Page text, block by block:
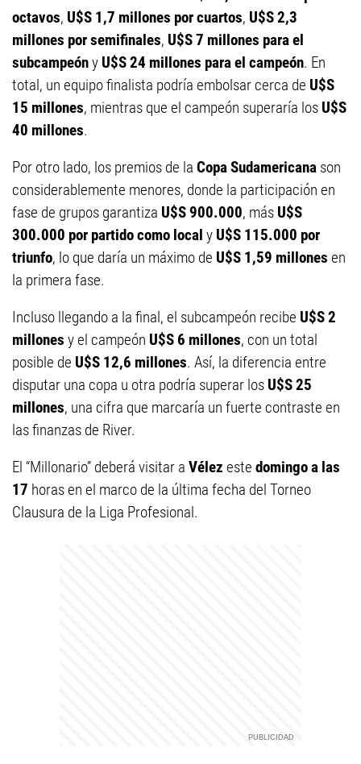
octavos, U$S 1,7 millones por cuartos, U$S 2,3
millones por semifinales, U$S 7 millones para el
subcampeóny U$S 24 millones para el campeón. En
total, un equipo finalista podría embolsar cerca de U$S
15 millones, mientras que el campeón superaría los U$S
40 millones.
Por otro lado, los premios de la Copa Sudamericana son
considerablemente menores, donde la participación en
fase de grupos garantiza U$S 900.000, más U$S
300.000 por partido como local y U$S 115.000 por
triunfo, lo que daría un máximo de U$S 1,59 millones en
la primera fase.
Incluso llegando a la final, el subcampeón recibe U$S 2
millones y el campeón U$S 6 millones, con un total
posible de U$S 12,6 millones. Así, la diferencia entre
disputar una copa u otra podría superar los U$S 25
millones, una cifra que marcaría un fuerte contraste en
las finanzas de River.
El “Millonario” deberá visitar a Vélez este domingo a las
17 horas en el marco de la última fecha del Torneo
Clausura de la Liga Profesional.